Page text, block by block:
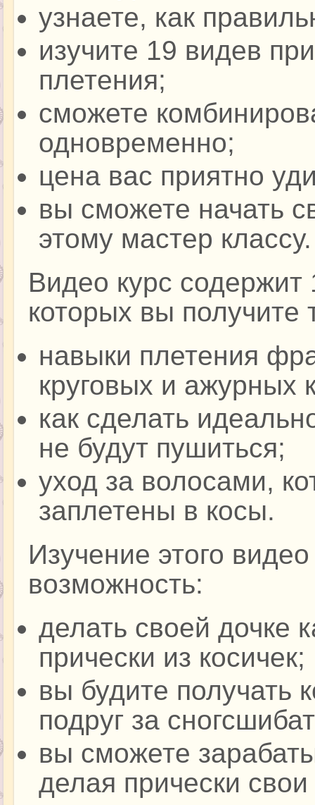
узнаете, как
изучите 19 видев
плетения;
сможете
одновременно;
цена вас приятно
вы сможете начать
этому мастер классу.
Видео курс содержит
которых вы
навыки плетения
круговых и ажурных
как сделать
не будут пушиться;
уход за волосами,
заплетены в косы.
Изучение этого
возможность:
делать своей дочке
прически из косичек;
вы будите получать
подруг за
вы сможете
делая прически